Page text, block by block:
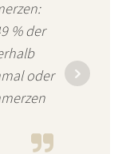
% der
oder